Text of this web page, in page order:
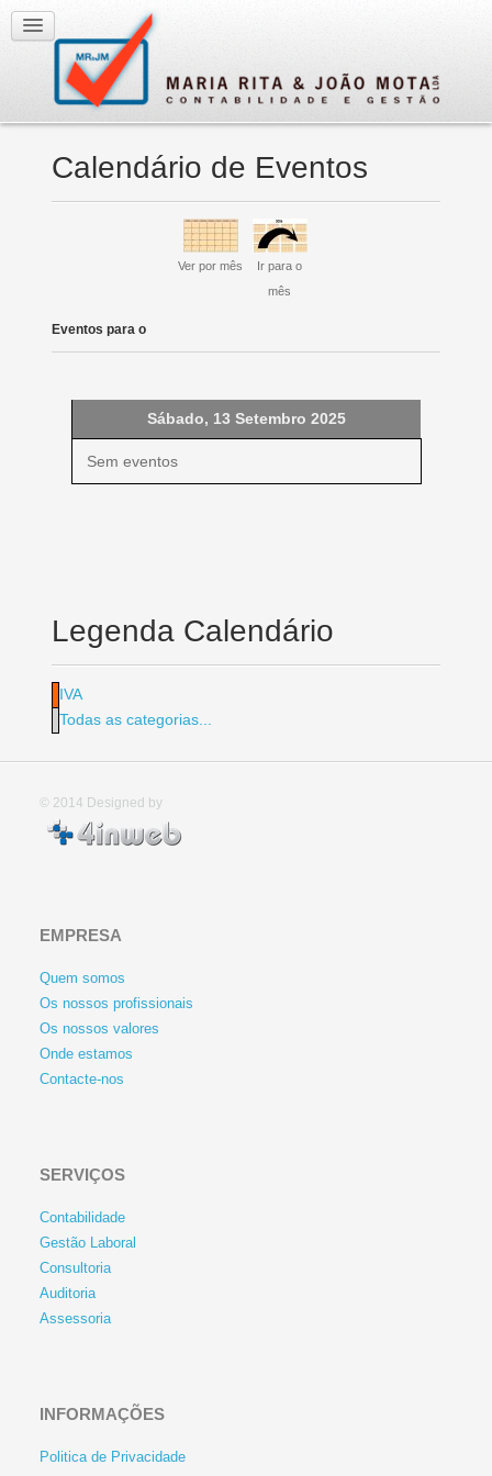
Calendário de Eventos
Ver por mês
Ir para o
mês
Eventos para o
Sábado, 13 Setembro 2025
Sem eventos
Legenda Calendário
IVA
Todas as categorias...
© 2014 Designed by
EMPRESA
Quem somos
Os nossos profissionais
Os nossos valores
Onde estamos
Contacte-nos
SERVIÇOS
Contabilidade
Gestão Laboral
Consultoria
Auditoria
Assessoria
INFORMAÇÕES
Politica de Privacidade